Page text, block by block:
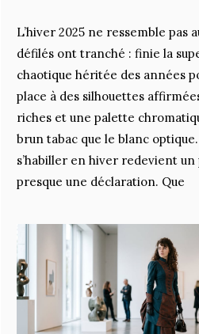
L’hiver 2025 ne ressemble pas
défilés ont tranché : finie la
chaotique héritée des années
place à des silhouettes
riches et une palette
brun tabac que le blanc
s’habiller en hiver redevient
presque une déclaration. Que